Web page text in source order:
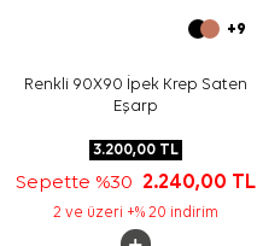
+9
Renkli 90X90 İpek Krep Saten
Eşarp
3.200,00TL
Sepette %30 2.240,00 TL
2 ve üzeri +% 20 indirim